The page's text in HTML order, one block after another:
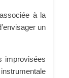
à la
un
improvisées